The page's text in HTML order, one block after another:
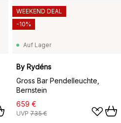
Auf Lager
By Rydéns
Gross Bar Pendelleuchte,
Bernstein
659 €
UVP 735 €
WEEKEND DEAL
-10%